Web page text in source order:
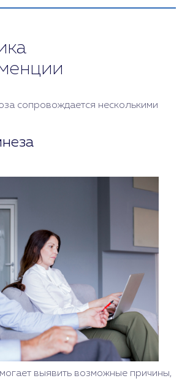
сопровождается несколькими
выявить возможные причины,